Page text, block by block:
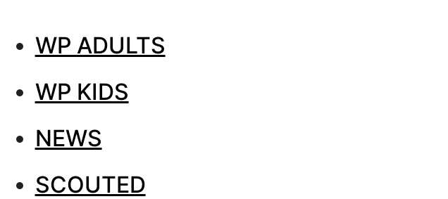
WP ADULTS
WP KIDS
NEWS
SCOUTED